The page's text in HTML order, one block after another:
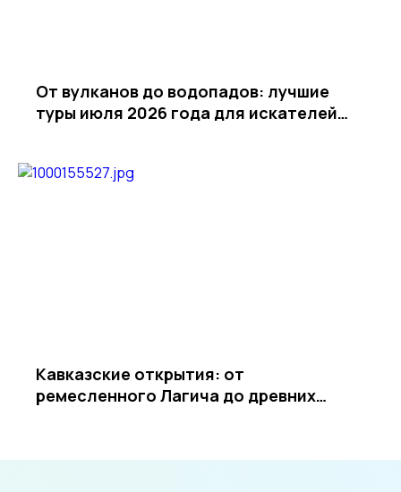
От вулканов до водопадов: лучшие
туры июля 2026 года для искателей
Кавказские открытия: от
ремесленного Лагича до древних